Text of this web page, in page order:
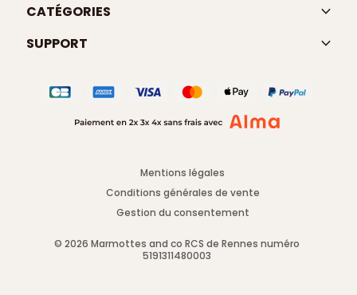
CATÉGORIES keyboard_arrow_down
SUPPORT keyboard_arrow_down
© 2026 Marmottes and co RCS de Rennes numéro
5191311480003
Mentions légales
Conditions générales de vente
Gestion du consentement